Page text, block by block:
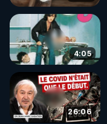
4:05
26:06